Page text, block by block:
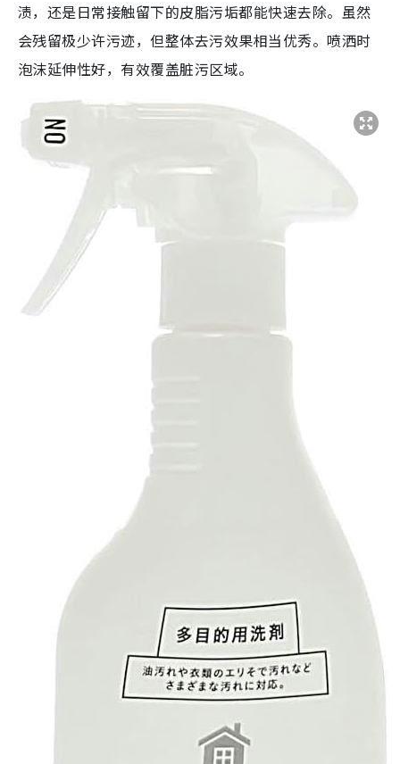
渍，还是日常接触留下的皮脂污垢都能快速去除。虽然
会残留极少许污迹，但整体去污效果相当优秀。喷洒时
泡沫延伸性好，有效覆盖脏污区域。